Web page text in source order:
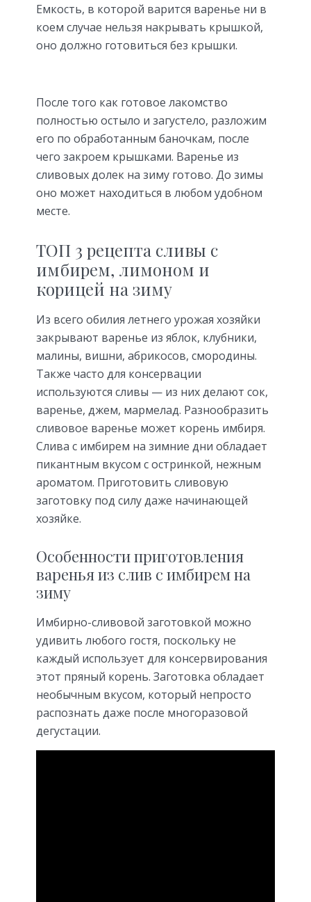
Емкость, в которой варится варенье ни в
коем случае нельзя накрывать крышкой,
оно должно готовиться без крышки.
После того как готовое лакомство
полностью остыло и загустело, разложим
его по обработанным баночкам, после
чего закроем крышками. Варенье из
сливовых долек на зиму готово. До зимы
оно может находиться в любом удобном
месте.
ТОП 3 рецепта сливы с
имбирем, лимоном и
корицей на зиму
Из всего обилия летнего урожая хозяйки
закрывают варенье из яблок, клубники,
малины, вишни, абрикосов, смородины.
Также часто для консервации
используются сливы — из них делают сок,
варенье, джем, мармелад. Разнообразить
сливовое варенье может корень имбиря.
Слива с имбирем на зимние дни обладает
пикантным вкусом с остринкой, нежным
ароматом. Приготовить сливовую
заготовку под силу даже начинающей
хозяйке.
Особенности приготовления
варенья из слив с имбирем на
зиму
Имбирно-сливовой заготовкой можно
удивить любого гостя, поскольку не
каждый использует для консервирования
этот пряный корень. Заготовка обладает
необычным вкусом, который непросто
распознать даже после многоразовой
дегустации.